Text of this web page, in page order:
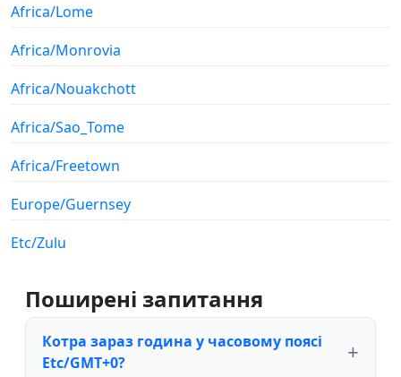
Africa/Lome
Africa/Monrovia
Africa/Nouakchott
Africa/Sao_Tome
Africa/Freetown
Europe/Guernsey
Etc/Zulu
Поширені запитання
Котра зараз година у часовому поясі
Etc/GMT+0?